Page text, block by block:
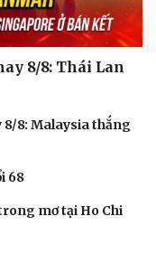
8/8: Thái Lan
8/8: Malaysia thắng
68
mơ tại Ho Chi